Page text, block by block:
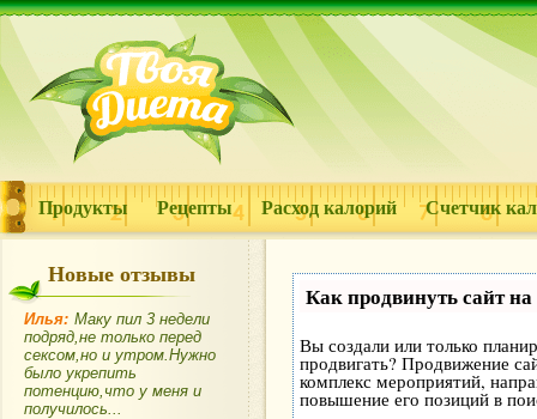
Продукты Рецепты Расход калорий Счетчик
Новые отзывы
Илья: Маку пил 3 недели
подряд,не только перед
сексом,но и утром.Нужно
было укрепить
потенцию,что у меня и
получилось...
Как продвинуть сайт
Вы создали или только
продвигать? Продвижение
комплекс мероприятий,
повышение его позиций в